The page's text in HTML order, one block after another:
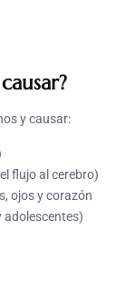
y causar:
flujo al cerebro)
ojos y corazón
adolescentes)